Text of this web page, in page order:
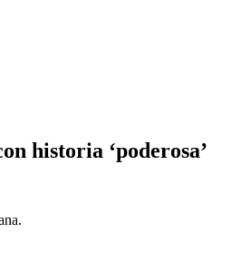
historia ‘poderosa’